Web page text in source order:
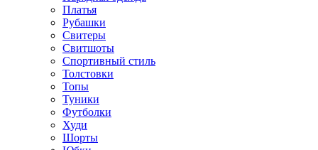
Платья
Рубашки
Свитеры
Свитшоты
Спортивный стиль
Толстовки
Топы
Туники
Футболки
Худи
Шорты